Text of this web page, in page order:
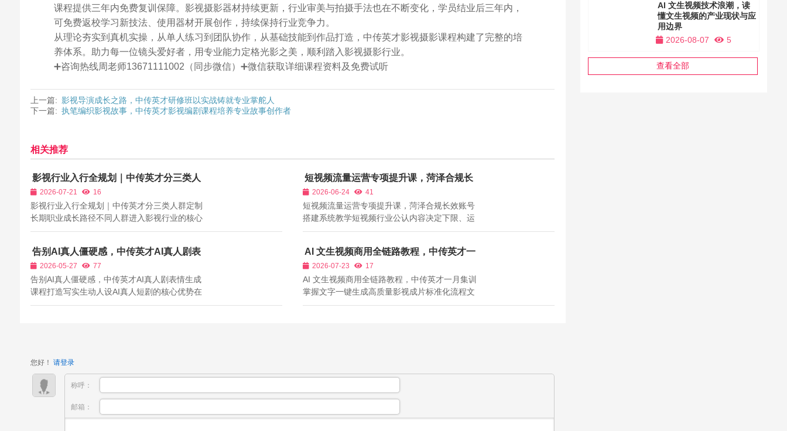
课程提供三年内免费复训保障。影视摄影器材持续更新，行业审美与拍摄手法也在不断变化，学员结业后三年内，
可免费返校学习新技法、使用器材开展创作，持续保持行业竞争力。
从理论夯实到真机实操，从单人练习到团队协作，从基础技能到作品打造，中传英才影视摄影课程构建了完整的培
养体系。助力每一位镜头爱好者，用专业能力定格光影之美，顺利踏入影视摄影行业。
➕咨询热线周老师13671111002（同步微信）➕微信获取详细课程资料及免费试听
上一篇: 影视导演成长之路，中传英才研修班以实战铸就专业掌舵人
下一篇: 执笔编织影视故事，中传英才影视编剧课程培养专业故事创作者
相关推荐
影视行业入行全规划｜中传英才分三类人
群定制长期职业成长路径
2026-07-21 16
影视行业入行全规划｜中传英才分三类人群定制
长期职业成长路径不同人群进入影视行业的核心
诉求差异巨大：零基础上班族多以副业兼职增收
业生需要完整作品集、企业内推，实现全职稳定
入职；中传、北电、中戏本科研究生拥有...
短视频流量运营专项提升课，菏泽合规长
效账号搭建系统教学
2026-06-24 41
短视频流量运营专项提升课，菏泽合规长效账号
搭建系统教学短视频行业公认内容决定下限、运
营决定流量上限，菏泽本地大量餐饮、美业、同
放长期停留在几百播放区间，粉丝画像杂乱、付
费投放投产失衡，核心原因是没有系统学...
告别AI真人僵硬感，中传英才AI真人剧表
情生成课程打造写实生动人设
2026-05-27 77
告别AI真人僵硬感，中传英才AI真人剧表情生成
课程打造写实生动人设AI真人短剧的核心优势在
于写实质感、真实代入、情绪共鸣，观众愿意为
AI 文生视频商用全链路教程，中传英才一
月集训掌握文字一键生成高质量影视成片
标准化流程
2026-07-23 17
AI 文生视频商用全链路教程，中传英才一月集训
掌握文字一键生成高质量影视成片标准化流程文
生视频技术实现了文字创意直接转化动态影像，
您好！ 请登录
称呼：
邮箱：
AI 文生视频技术浪潮，读
懂文生视频的产业现状与应
用边界
2026-08-07
5
查看全部